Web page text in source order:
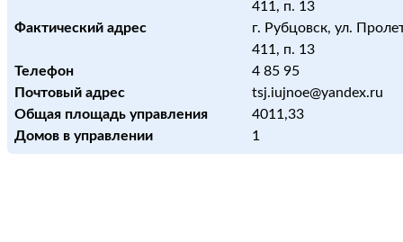
411, п. 13
Фактический адрес
г. Рубцовск, ул.
411, п. 13
Телефон
4 85 95
Почтовый адрес
tsj.iujnoe@yandex.ru
Общая площадь управления
4011,33
Домов в управлении
1